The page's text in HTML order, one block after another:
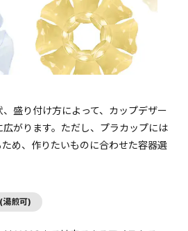
盛り付け方によって、カップデザー
広がります。ただし、プラカップには
め、作りたいものに合わせた容器選
湯煎可)